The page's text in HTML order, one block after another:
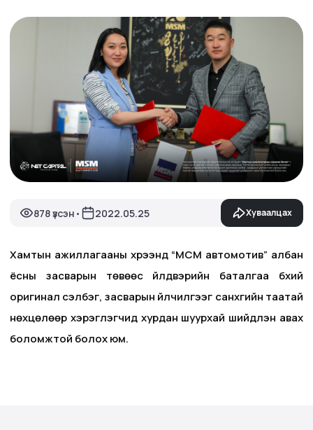
878 үзсэн • 2022.05.25 Хуваалцах
Хамтын ажиллагааны хүрээнд “МСМ автомотив” албан
ёсны засварын төвөөс үйлдвэрийн баталгаа бүхий
оригинал сэлбэг, засварын үйлчилгээг санхүүгийн таатай
нөхцөлөөр хэрэглэгчид хурдан шуурхай шийдүүлэн авах
боломжтой болох юм.